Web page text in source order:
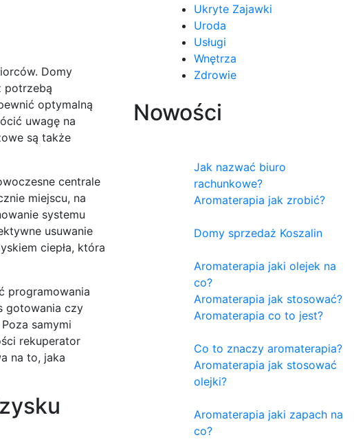
Domy
potrzebą
optymalną
uwagę na
są także
centrale
miejscu, na
systemu
usuwanie
ciepła, która
programowania
gotowania czy
samymi
rekuperator
na to, jaka
Ukryte Zajawki
Uroda
Usługi
Wnętrza
Zdrowie
Nowości
Jak nazwać biuro
rachunkowe?
Aromaterapia jak zrobić?
Domy sprzedaż Koszalin
Aromaterapia jaki olejek na
co?
Aromaterapia jak stosować?
Aromaterapia co to jest?
Co to znaczy aromaterapia?
Aromaterapia jak stosować
olejki?
Aromaterapia jaki zapach na
co?